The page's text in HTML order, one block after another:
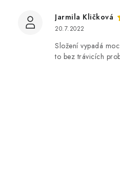
Jarmila Kličková
20.7.2022
Složení vypadá
to bez trávicích